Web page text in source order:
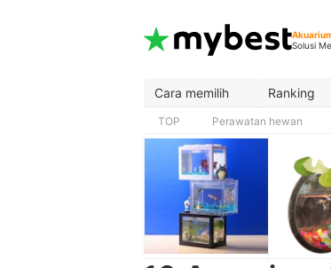
Solusi
Cara memilih Ranking
TOP Perawatan hewan